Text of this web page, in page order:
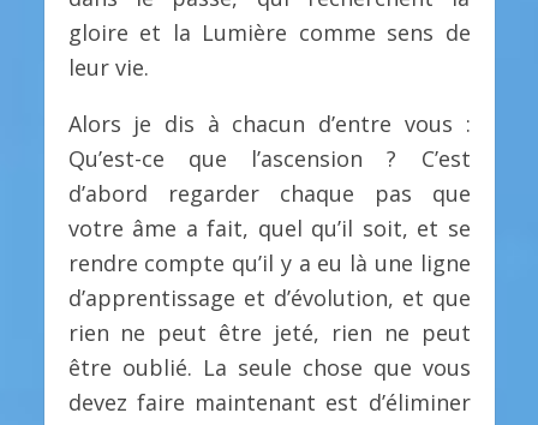
gloire et la Lumière comme sens de
leur vie.
Alors je dis à chacun d’entre vous :
Qu’est-ce que l’ascension ? C’est
d’abord regarder chaque pas que
votre âme a fait, quel qu’il soit, et se
rendre compte qu’il y a eu là une ligne
d’apprentissage et d’évolution, et que
rien ne peut être jeté, rien ne peut
être oublié. La seule chose que vous
devez faire maintenant est d’éliminer